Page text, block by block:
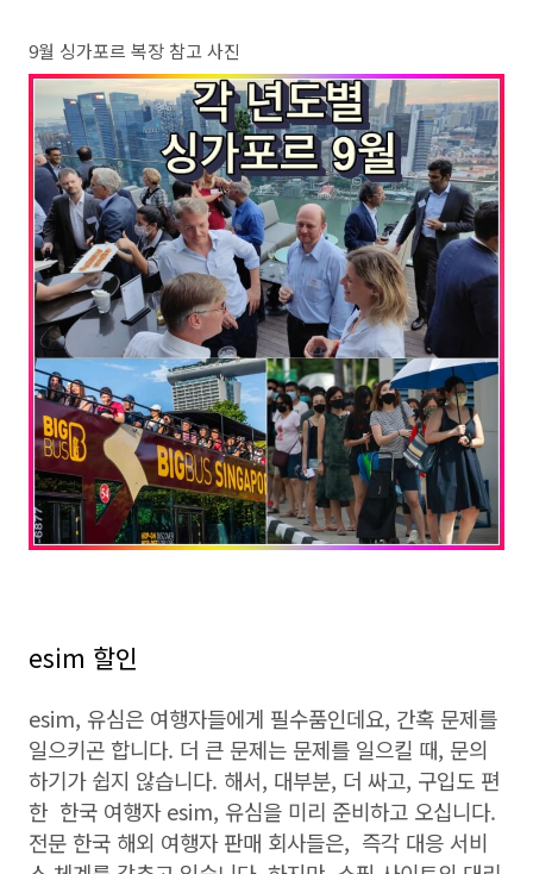
9월 싱가포르 복장 참고 사진
esim 할인
esim, 유심은 여행자들에게 필수품인데요, 간혹 문제를
일으키곤 합니다. 더 큰 문제는 문제를 일으킬 때, 문의
하기가 쉽지 않습니다. 해서, 대부분, 더 싸고, 구입도 편
한 한국 여행자 esim, 유심을 미리 준비하고 오십니다.
전문 한국 해외 여행자 판매 회사들은, 즉각 대응 서비